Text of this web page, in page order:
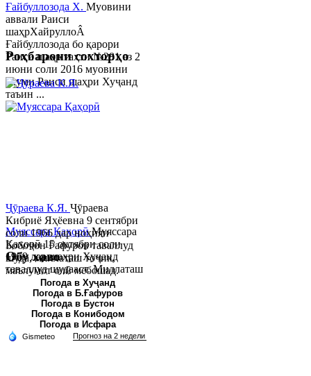
Ғайбуллозода Х. Муовини
аввали Раиси
шаҳрХайруллоÂ
Ғайбуллозода бо қарори
Раиси шаҳр таҳти №281 аз 2
июни соли 2016 муовини
якуми Раиси шаҳри Хуҷанд
таъин ...
Муяссара ҚаҳорӣМуяссара
Қаҳорӣ 15 октябри соли
1979 дар шаҳри Хуҷанд
таваллуд шудааст. Миллаташ
тоҷик. Маълумот олӣ. Соли
2002 Донишгоҳи давлатии
Хуҷанд ба...
Роҳбарони сохторҳо
Ҷӯраева К.Я. Ҷӯраева
Кибриё Яҳёевна 9 сентябри
соли 1966 дар ноҳияи
Бобоҷон Ғафуров таваллуд
шуда, миллаташ тоҷик,
маълумот олӣ мебошад.
Соли 1997 Донишг...
Обу хаво
Погода в Хуҷанд
Погода в Б.Ғафуров
Погода в Бустон
Погода в Конибодом
Погода в Исфара